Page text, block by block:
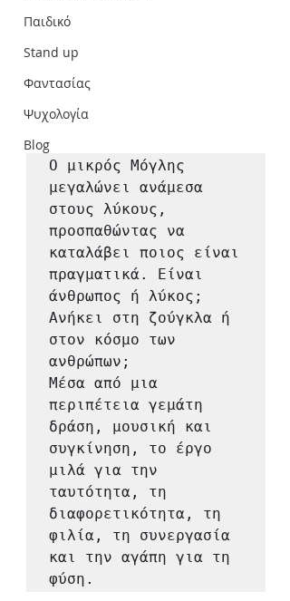
Παιδικό
Stand up
Φαντασίας
Ψυχολογία
Blog
Ο μικρός Μόγλης
μεγαλώνει ανάμεσα
στους λύκους,
προσπαθώντας να
καταλάβει ποιος είναι
πραγματικά. Είναι
άνθρωπος ή λύκος;
Ανήκει στη ζούγκλα ή
στον κόσμο των
ανθρώπων;
Μέσα από μια
περιπέτεια γεμάτη
δράση, μουσική και
συγκίνηση, το έργο
μιλά για την
ταυτότητα, τη
διαφορετικότητα, τη
φιλία, τη συνεργασία
και την αγάπη για τη
φύση.